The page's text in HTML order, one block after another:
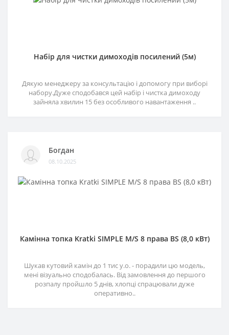
Набір для чистки димоходів посилений (5м)
Дякую менеджеру за консультацію і допомогу при виборі
набору.Дуже сподобався цей набір і чистка димоходу
зайняла хвилин 15 без особливого навантаження ..
Богдан
08.10.2025
Камінна топка Kratki SIMPLE M/S 8 права BS (8,0 кВт)
Шукав кутовий камін до 1 тис у.о. - порадили цю модель,
мені візуально сподобалась. Від замовлення до першого
розпалу пройшло 5 днів, хлопці спрацювали дуже
оперативно..